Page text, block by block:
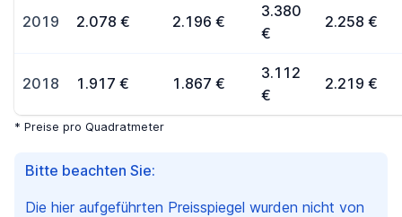
Bitte beachten Sie:
Die hier aufgeführten Preisspiegel wurden nicht von
2019 2.078 € 2.196 €
3.380
€
2.258 €
2018 1.917 € 1.867 €
3.112
€
2.219 €
* Preise pro Quadratmeter